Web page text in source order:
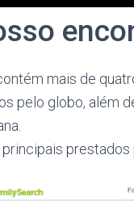
mais de
pelo globo, além
prestados